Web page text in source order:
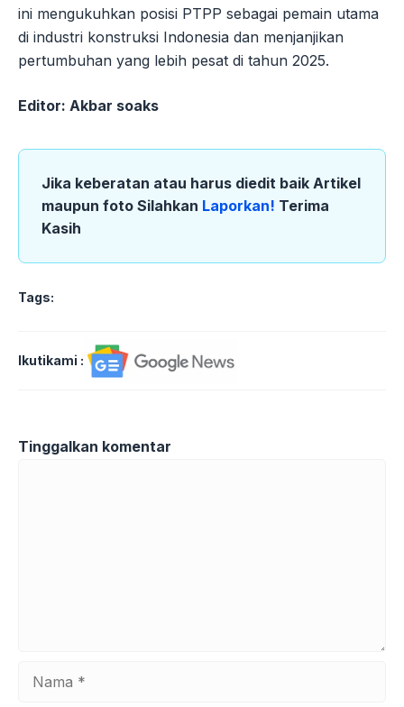
ini mengukuhkan posisi PTPP sebagai pemain utama
di industri konstruksi Indonesia dan menjanjikan
pertumbuhan yang lebih pesat di tahun 2025.
Editor: Akbar soaks
Jika keberatan atau harus diedit baik Artikel
maupun foto Silahkan Laporkan! Terima
Kasih
Tags:
Ikutikami :
Tinggalkan komentar